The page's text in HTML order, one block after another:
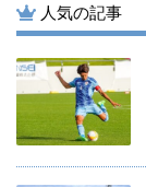
人気の記事